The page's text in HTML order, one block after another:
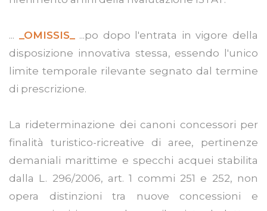
... _OMISSIS_
...po dopo l'entrata in vigore della
disposizione innovativa stessa, essendo l'unico
limite temporale rilevante segnato dal termine
di prescrizione.
La rideterminazione dei canoni concessori per
finalità turistico-ricreative di aree, pertinenze
demaniali marittime e specchi acquei stabilita
dalla L. 296/2006, art. 1 commi 251 e 252, non
opera distinzioni tra nuove concessioni e